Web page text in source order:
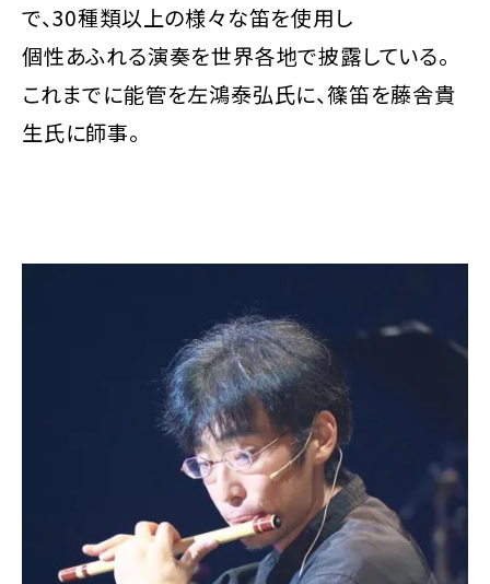
で、30種類以上の様々な笛を使用し
個性あふれる演奏を世界各地で披露している。
これまでに能管を左鴻泰弘氏に、篠笛を藤舎貴
生氏に師事。